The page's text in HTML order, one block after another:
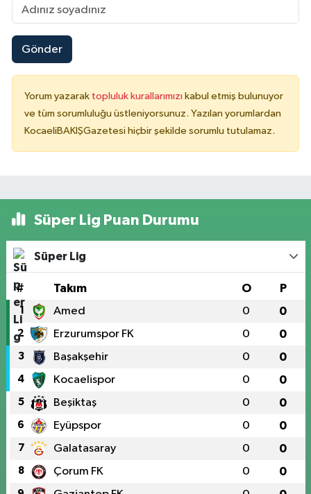
Gönder
Yorum yazarak topluluk kurallarımızı kabul etmiş bulunuyor
ve tüm sorumluluğu üstleniyorsunuz. Yazılan yorumlardan
KocaeliBAKIŞGazetesi hiçbir şekilde sorumlu tutulamaz.
Süper Lig Puan Durumu
Süper Lig
# Takım O P
1 Amed 0 0
2 Erzurumspor FK 0 0
3 Başakşehir 0 0
4 Kocaelispor 0 0
5 Beşiktaş 0 0
6 Eyüpspor 0 0
7 Galatasaray 0 0
8 Çorum FK 0 0